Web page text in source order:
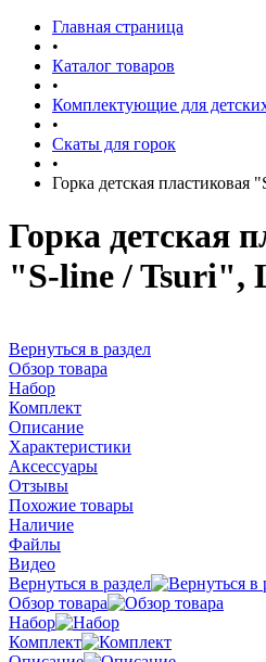
Главная страница
•
Каталог товаров
•
Комплектующие для
•
Скаты для горок
•
Горка детская пластиковая
Горка детская
"S-line / Tsuri",
Вернуться в раздел
Обзор товара
Набор
Комплект
Описание
Характеристики
Аксессуары
Отзывы
Похожие товары
Наличие
Файлы
Видео
Вернуться в раздел
Обзор товара
Набор
Комплект